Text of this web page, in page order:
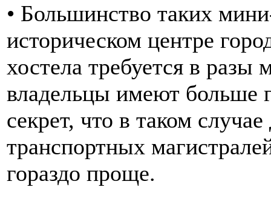
• Большинство таких
историческом центре
хостела требуется в разы
владельцы имеют больше
секрет, что в таком
транспортных
гораздо проще.